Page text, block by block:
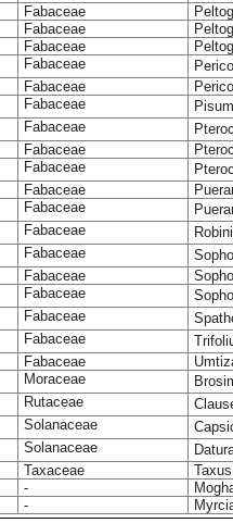
Fabaceae
Fabaceae
Fabaceae
Fabaceae
Fabaceae
Fabaceae
Fabaceae
Fabaceae
Fabaceae
Fabaceae
Fabaceae
Fabaceae
Fabaceae
Fabaceae
Fabaceae
Fabaceae
Fabaceae
Fabaceae
Moraceae
Rutaceae
Solanaceae
Solanaceae
Taxaceae
-
-